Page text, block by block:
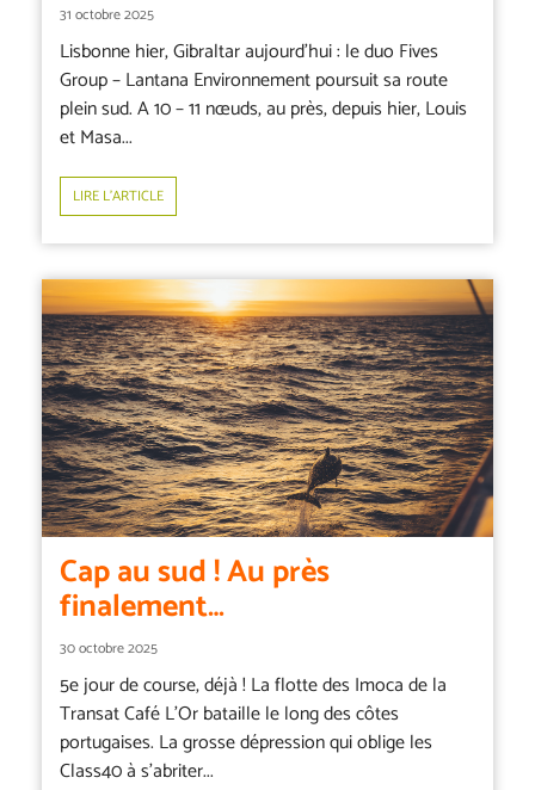
31 octobre 2025
Lisbonne hier, Gibraltar aujourd’hui : le duo Fives
Group – Lantana Environnement poursuit sa route
plein sud. A 10 – 11 nœuds, au près, depuis hier, Louis
et Masa...
LIRE L’ARTICLE
Cap au sud ! Au près
finalement…
30 octobre 2025
5e jour de course, déjà ! La flotte des Imoca de la
Transat Café L’Or bataille le long des côtes
portugaises. La grosse dépression qui oblige les
Class40 à s’abriter...